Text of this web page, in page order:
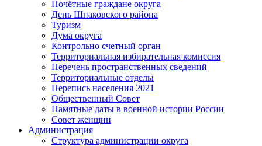
Почётные граждане округа
День Шпаковского района
Туризм
Дума округа
Контрольно счетный орган
Территориальная избирательная комиссия
Перечень пространственных сведений
Территориальные отделы
Перепись населения 2021
Общественный Совет
Памятные даты в военной истории России
Совет женщин
Администрация
Структура администрации округа